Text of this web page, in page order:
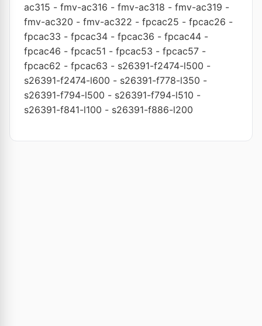
ac315 - fmv-ac316 - fmv-ac318 - fmv-ac319 -
fmv-ac320 - fmv-ac322 - fpcac25 - fpcac26 -
fpcac33 - fpcac34 - fpcac36 - fpcac44 -
fpcac46 - fpcac51 - fpcac53 - fpcac57 -
fpcac62 - fpcac63 - s26391-f2474-l500 -
s26391-f2474-l600 - s26391-f778-l350 -
s26391-f794-l500 - s26391-f794-l510 -
s26391-f841-l100 - s26391-f886-l200